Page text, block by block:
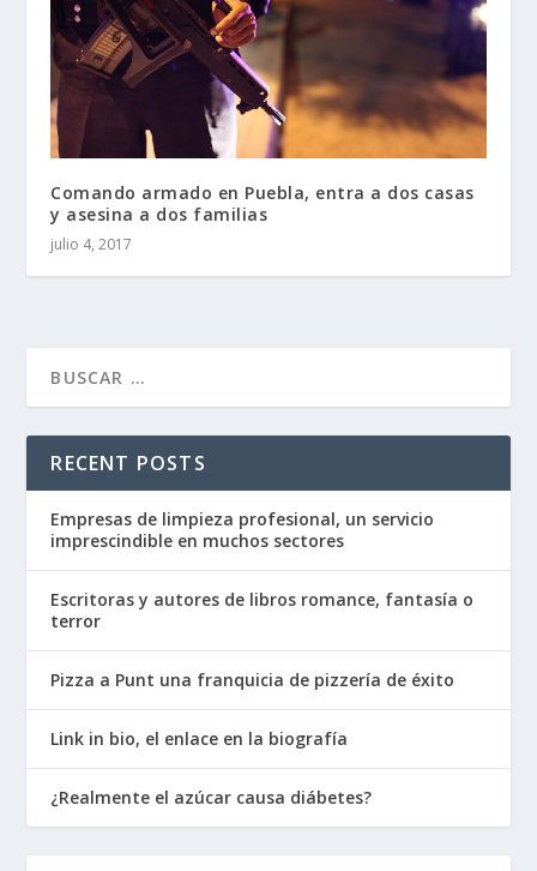
Comando armado en Puebla, entra a dos casas
y asesina a dos familias
julio 4, 2017
RECENT POSTS
Empresas de limpieza profesional, un servicio
imprescindible en muchos sectores
Escritoras y autores de libros romance, fantasía o
terror
Pizza a Punt una franquicia de pizzería de éxito
Link in bio, el enlace en la biografía
¿Realmente el azúcar causa diábetes?